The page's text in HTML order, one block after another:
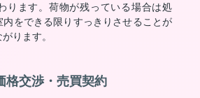
ります。荷物が残っている場合は処
内をできる限りすっきりさせることが
ります。
格交渉・売買契約